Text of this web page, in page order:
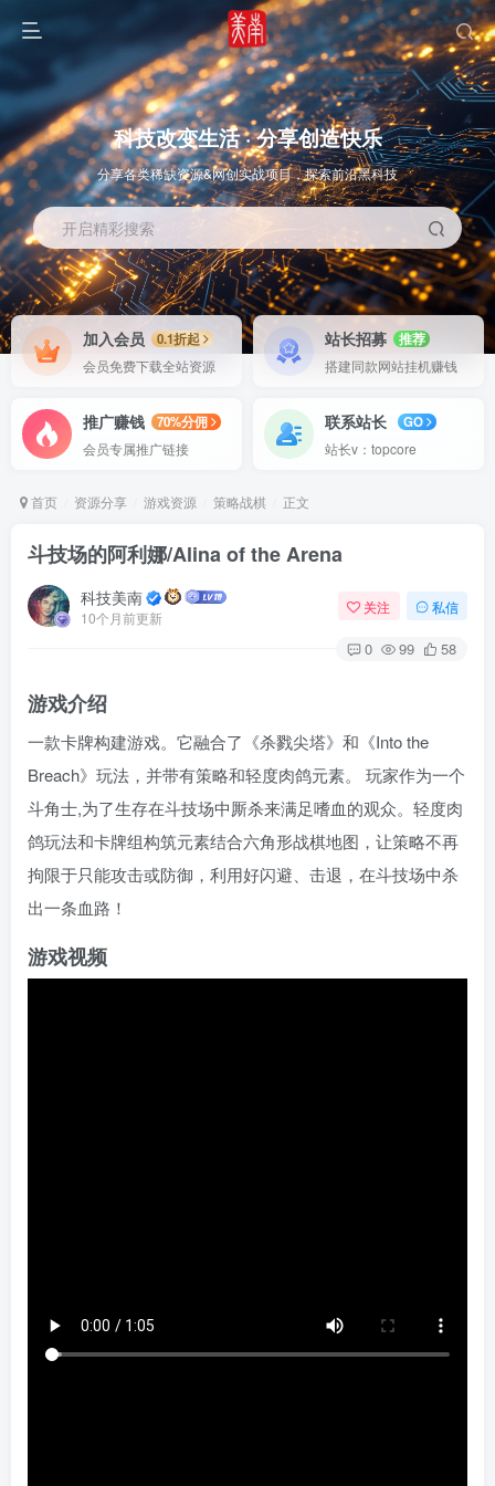
OS教程 SOFT教程
软件 Linux软件 Android软件
科技改变生活 · 分享创造快乐
分享各类稀缺资源&网创实战项目，探索前沿黑科技
开启精彩搜索
加入会员
0.1折起
会员免费下载全站资源
站长招募
推荐
搭建同款网站挂机赚钱
推广赚钱
70%分佣
会员专属推广链接
联系站长
GO
站长v：topcore
首页 资源分享 游戏资源 策略战棋 正文
斗技场的阿利娜/Alina of the Arena
科技美南
10个月前更新
关注 私信
0 99 58
游戏介绍
一款卡牌构建游戏。它融合了《杀戮尖塔》和《Into the
Breach》玩法，并带有策略和轻度肉鸽元素。 玩家作为一个
斗角士,为了生存在斗技场中厮杀来满足嗜血的观众。轻度肉
鸽玩法和卡牌组构筑元素结合六角形战棋地图，让策略不再
拘限于只能攻击或防御，利用好闪避、击退，在斗技场中杀
出一条血路！
游戏视频